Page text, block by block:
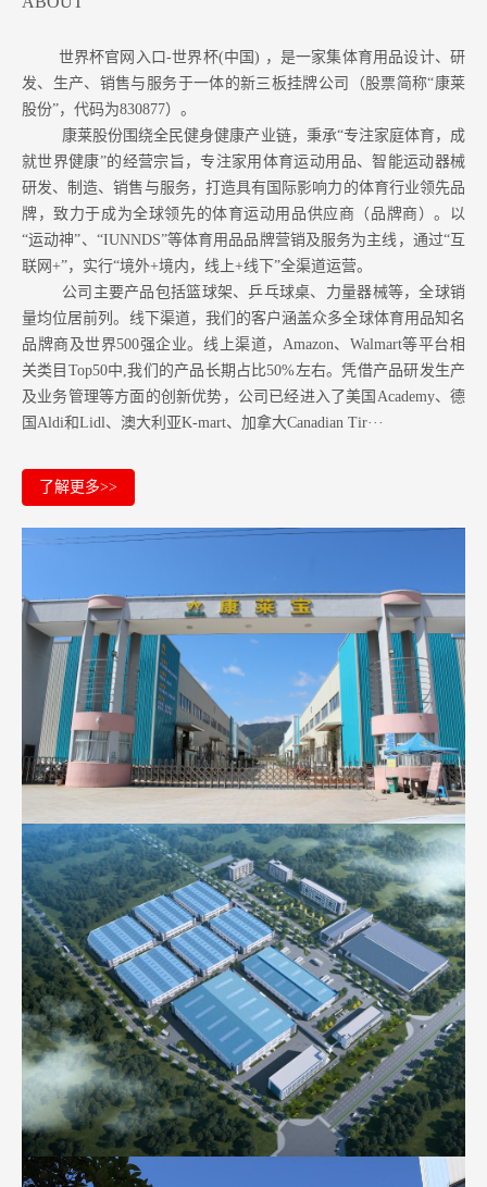
世界杯官网入口-世界杯(中国) ，是一家集体育用品设计、研
发、生产、销售与服务于一体的新三板挂牌公司（股票简称“康莱
股份”，代码为830877）。
康莱股份围绕全民健身健康产业链，秉承“专注家庭体育，成
就世界健康”的经营宗旨，专注家用体育运动用品、智能运动器械
研发、制造、销售与服务，打造具有国际影响力的体育行业领先品
牌，致力于成为全球领先的体育运动用品供应商（品牌商）。以
“运动神”、“IUNNDS”等体育用品品牌营销及服务为主线，通过“互
联网+”，实行“境外+境内，线上+线下”全渠道运营。
公司主要产品包括篮球架、乒乓球桌、力量器械等，全球销
量均位居前列。 线下渠道，我们的客户涵盖众多全球体育用品知名
品牌商及世界500强企业。 线上渠道，Amazon、Walmart等平台相
关类目Top50中,我们的产品长期占比50%左右。凭借产品研发生产
及业务管理等方面的创新优势，公司已经进入了美国Academy、德
国Aldi和Lidl、澳大利亚K-mart、加拿大Canadian Tir···
了解更多>>